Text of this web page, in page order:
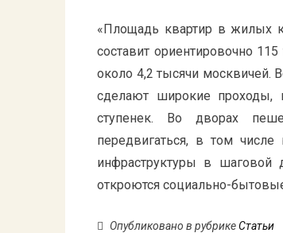
«Площадь квартир в жилых
составит ориентировочно
около 4,2 тысячи москвичей.
сделают широкие проходы,
ступенек. Во дворах
передвигаться, в том
инфраструктуры в
откроются социально-
Опубликовано в рубрикеСтатьи